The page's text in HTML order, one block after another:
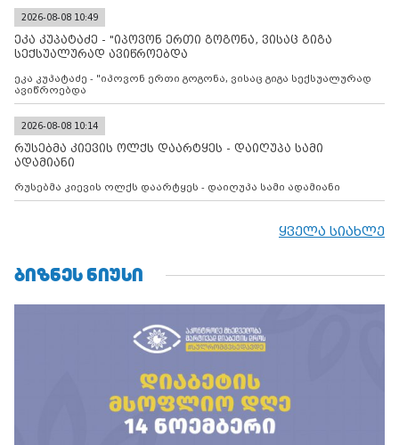
კონტროლს ოკუპირებულ რეგიონებში, აგრძელებს მათი
მილიტარიზაციის პროცესს და აქტიურად დგამს ნაბიჯებს მათი
ფაქტობრივი ანექსიისკენ
2026-08-08 10:49
ეკა კუპატაძე - "იპოვონ ერთი გოგონა, ვისაც გიგა
სექსუალურად ავიწროებდა
ეკა კუპატაძე - "იპოვონ ერთი გოგონა, ვისაც გიგა სექსუალურად
ავიწროებდა
2026-08-08 10:14
რუსებმა კიევის ოლქს დაარტყეს - დაიღუპა სამი
ადამიანი
რუსებმა კიევის ოლქს დაარტყეს - დაიღუპა სამი ადამიანი
ყველა სიახლე
ᲑᲘᲖᲜᲔᲡ ᲜᲘᲣᲡᲘ